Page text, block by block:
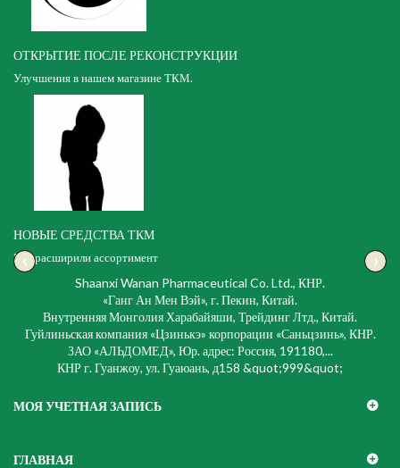
ОТКРЫТИЕ ПОСЛЕ РЕКОНСТРУКЦИИ
Улучшения в нашем магазине ТКМ.
НОВЫЕ СРЕДСТВА ТКМ
Мы расширили ассортимент
‹ ›
Shaanxi Wanan Pharmaceutical Co. Ltd., КНР.
«Ганг Ан Мен Вэй», г. Пекин, Китай.
Внутренняя Монголия Харабайяши, Трейдинг Лтд., Китай.
Гуйлиньская компания «Цзинькэ» корпорации «Саньцзинь», КНР.
ЗАО «АЛЬДОМЕД», Юр. адрес: Россия, 191180,...
КНР г. Гуанжоу, ул. Гуаюань, д158 &quot;999&quot;
МОЯ УЧЕТНАЯ ЗАПИСЬ
ГЛАВНАЯ